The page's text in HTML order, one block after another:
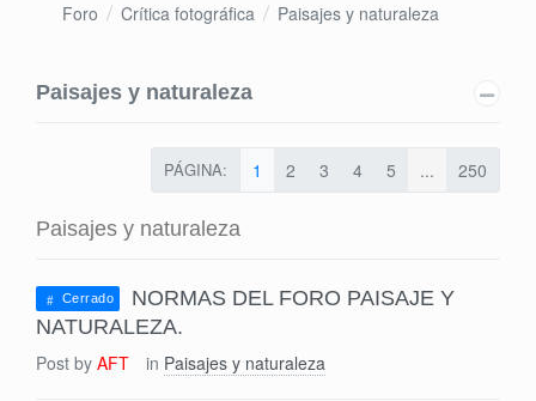
Foro Crítica fotográfica Paisajes y naturaleza
Paisajes y naturaleza
PÁGINA: 1 2 3 4 5 ... 250
Paisajes y naturaleza
Cerrado
NORMAS DEL FORO PAISAJE Y
NATURALEZA.
Post by AFT in Paisajes y naturaleza